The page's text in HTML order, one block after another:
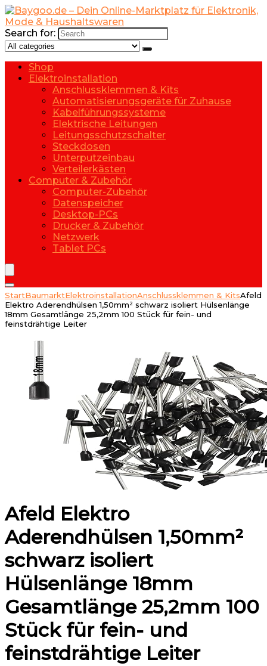
Search for:
Shop
Elektroinstallation
Anschlussklemmen & Kits
Automatisierungsgeräte für Zuhause
Kabelführungssysteme
Elektrische Leitungen
Leitungsschutzschalter
Steckdosen
Unterputzeinbau
Verteilerkästen
Computer & Zubehör
Computer-Zubehör
Datenspeicher
Desktop-PCs
Drucker & Zubehör
Netzwerk
Tablet PCs
StartBaumarktElektroinstallationAnschlussklemmen & KitsAfeld
Elektro Aderendhülsen 1,50mm² schwarz isoliert Hülsenlänge
18mm Gesamtlänge 25,2mm 100 Stück für fein- und
feinstdrähtige Leiter
Afeld Elektro
Aderendhülsen 1,50mm²
schwarz isoliert
Hülsenlänge 18mm
Gesamtlänge 25,2mm 100
Stück für fein- und
feinstdrähtige Leiter